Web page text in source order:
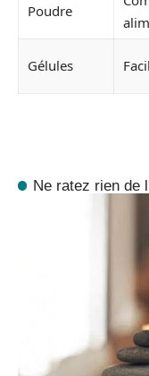
Poudre
Gélules
Ne ratez rien de